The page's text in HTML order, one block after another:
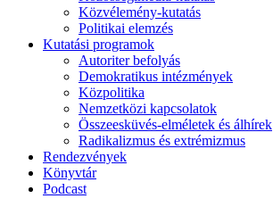
Közvélemény-kutatás
Politikai elemzés
Kutatási programok
Autoriter befolyás
Demokratikus intézmények
Közpolitika
Nemzetközi kapcsolatok
Összeesküvés-elméletek és álhírek
Radikalizmus és extrémizmus
Rendezvények
Könyvtár
Podcast